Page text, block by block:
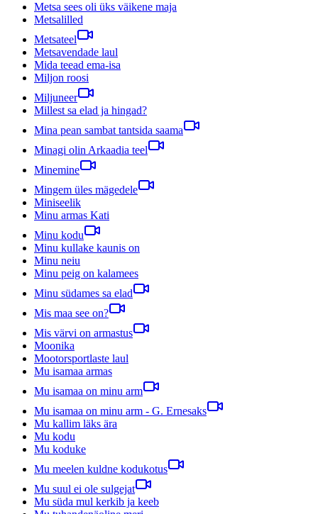
Metsa sees oli üks väikene maja
Metsalilled
Metsateel
Metsavendade laul
Mida teead ema-isa
Miljon roosi
Miljuneer
Millest sa elad ja hingad?
Mina pean sambat tantsida saama
Minagi olin Arkaadia teel
Minemine
Mingem üles mägedele
Miniseelik
Minu armas Kati
Minu kodu
Minu kullake kaunis on
Minu neiu
Minu peig on kalamees
Minu südames sa elad
Mis maa see on?
Mis värvi on armastus
Moonika
Mootorsportlaste laul
Mu isamaa armas
Mu isamaa on minu arm
Mu isamaa on minu arm - G. Ernesaks
Mu kallim läks ära
Mu kodu
Mu koduke
Mu meelen kuldne kodukotus
Mu suul ei ole sulgejat
Mu süda mul kerkib ja keeb